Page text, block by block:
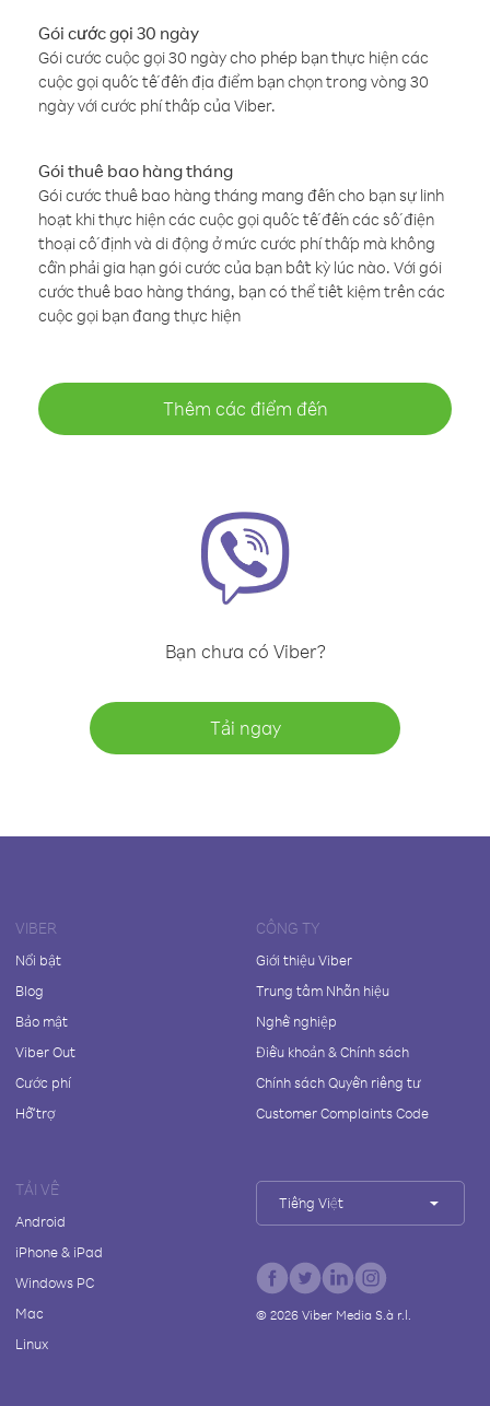
Gói cước gọi 30 ngày
Gói cước cuộc gọi 30 ngày cho phép bạn thực hiện các
cuộc gọi quốc tế đến địa điểm bạn chọn trong vòng 30
ngày với cước phí thấp của Viber.
Gói thuê bao hàng tháng
Gói cước thuê bao hàng tháng mang đến cho bạn sự linh
hoạt khi thực hiện các cuộc gọi quốc tế đến các số điện
thoại cố định và di động ở mức cước phí thấp mà không
cần phải gia hạn gói cước của bạn bất kỳ lúc nào. Với gói
cước thuê bao hàng tháng, bạn có thể tiết kiệm trên các
cuộc gọi bạn đang thực hiện
Thêm các điểm đến
Bạn chưa có Viber?
Tải ngay
VIBER
Nổi bật
Blog
Bảo mật
Viber Out
Cước phí
Hỗ trợ
CÔNG TY
Giới thiệu Viber
Trung tâm Nhãn hiệu
Nghề nghiệp
Điều khoản & Chính sách
Chính sách Quyền riêng tư
Customer Complaints Code
TẢI VỀ
Android
iPhone & iPad
Windows PC
Mac
Linux
Tiếng Việt
© 2026Viber Media S.à r.l.